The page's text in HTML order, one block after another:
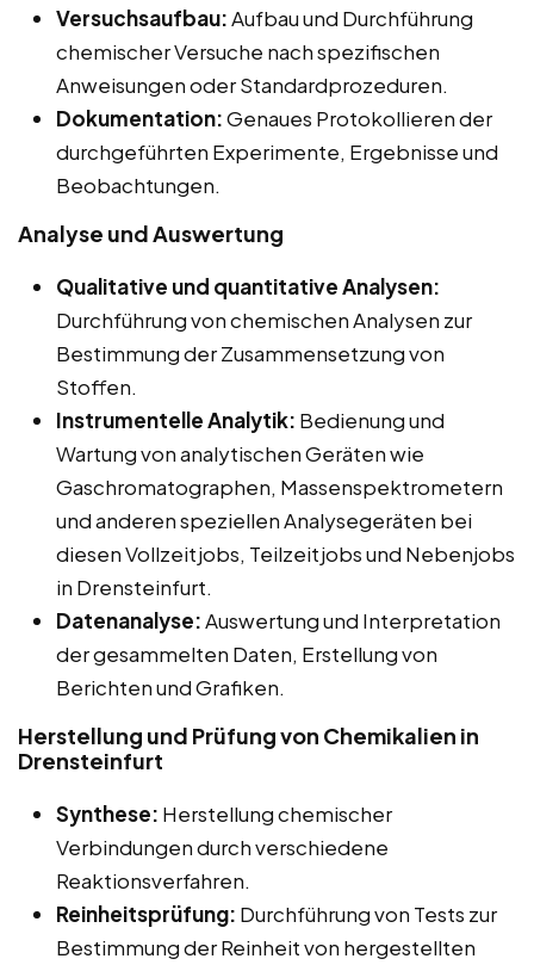
Versuchsaufbau:Aufbau und Durchführung
chemischer Versuche nach spezifischen
Anweisungen oder Standardprozeduren.
Dokumentation:Genaues Protokollieren der
durchgeführten Experimente, Ergebnisse und
Beobachtungen.
Analyse und Auswertung
Qualitative und quantitative Analysen:
Durchführung von chemischen Analysen zur
Bestimmung der Zusammensetzung von
Stoffen.
Instrumentelle Analytik: Bedienung und
Wartung von analytischen Geräten wie
Gaschromatographen, Massenspektrometern
und anderen speziellen Analysegeräten bei
diesen Vollzeitjobs, Teilzeitjobs und Nebenjobs
in Drensteinfurt.
Datenanalyse:Auswertung und Interpretation
der gesammelten Daten, Erstellung von
Berichten und Grafiken.
Herstellung und Prüfung von Chemikalien in
Drensteinfurt
Synthese: Herstellung chemischer
Verbindungen durch verschiedene
Reaktionsverfahren.
Reinheitsprüfung: Durchführung von Tests zur
Bestimmung der Reinheit von hergestellten